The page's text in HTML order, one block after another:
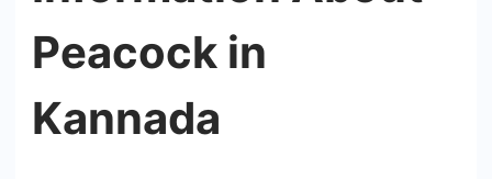
Peacock in
Kannada